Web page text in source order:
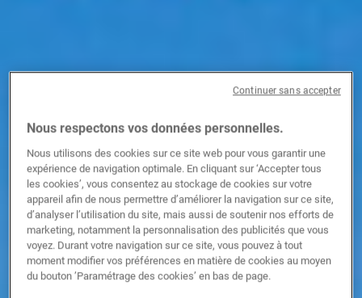
Nous respectons vos données personnelles.
Nous utilisons des cookies sur ce site web pour vous garantir une
expérience de navigation optimale. En cliquant sur ‘Accepter tous
les cookies’, vous consentez au stockage de cookies sur votre
appareil afin de nous permettre d’améliorer la navigation sur ce site,
d’analyser l’utilisation du site, mais aussi de soutenir nos efforts de
marketing, notamment la personnalisation des publicités que vous
voyez. Durant votre navigation sur ce site, vous pouvez à tout
moment modifier vos préférences en matière de cookies au moyen
du bouton ’Paramétrage des cookies’ en bas de page.
Continuer sans accepter